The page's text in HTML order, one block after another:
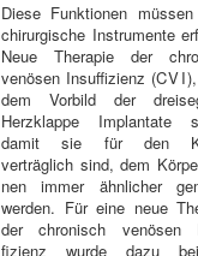
Diese Funk­tio­nen
chirur­gis­che Instru­mente
Neue Ther­a­pie der
venösen Insuf­fizienz (CVI
dem Vor­bild der
Herzk­lappe Implan­tate
damit sie für den
verträglich sind, dem
nen immer ähn­licher
wer­den. Für eine neue
der chro­nisch venösen
fizienz wurde dazu